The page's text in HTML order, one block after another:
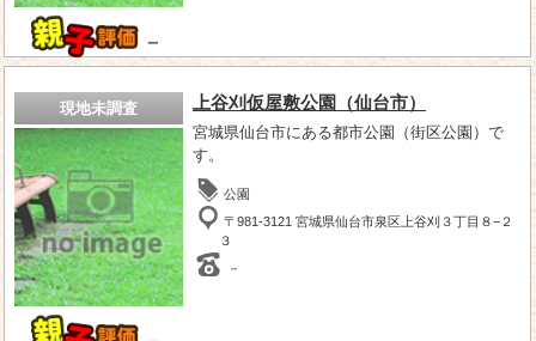
－
現地未調査 上谷刈仮屋敷公園（仙台市）
宮城県仙台市にある都市公園（街区公園）で
す。
公園
〒981-3121 宮城県仙台市泉区上谷刈３丁目８−２
３
－